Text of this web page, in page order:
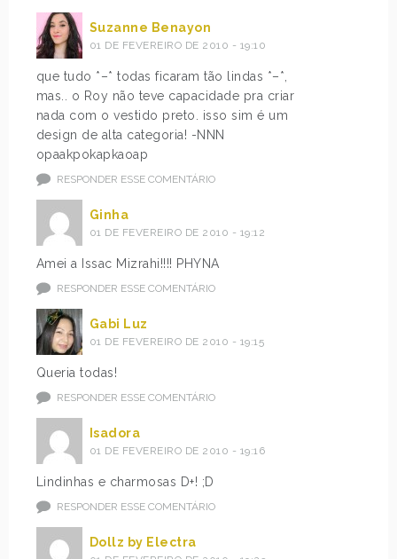
Suzanne Benayon
01 DE FEVEREIRO DE 2010 - 19:10
que tudo *–* todas ficaram tão lindas *–*,
mas.. o Roy não teve capacidade pra criar
nada com o vestido preto. isso sim é um
design de alta categoria! -NNN
opaakpokapkaoap
RESPONDER ESSE COMENTÁRIO
Ginha
01 DE FEVEREIRO DE 2010 - 19:12
Amei a Issac Mizrahi!!!! PHYNA
RESPONDER ESSE COMENTÁRIO
Gabi Luz
01 DE FEVEREIRO DE 2010 - 19:15
Queria todas!
RESPONDER ESSE COMENTÁRIO
Isadora
01 DE FEVEREIRO DE 2010 - 19:16
Lindinhas e charmosas D+! ;D
RESPONDER ESSE COMENTÁRIO
Dollz by Electra